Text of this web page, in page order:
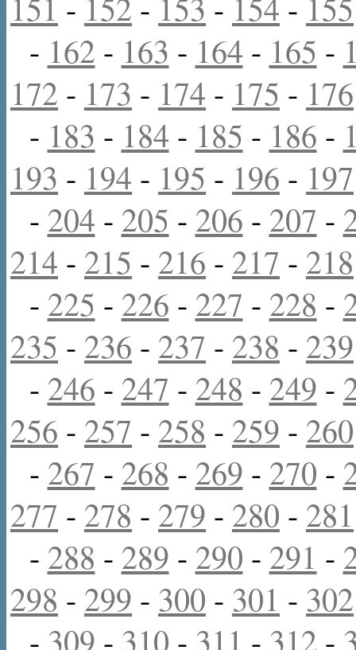
- 162 - 163 - 164 - 165 -
172 - 173 - 174 - 175 - 176
- 183 - 184 - 185 - 186 -
193 - 194 - 195 - 196 - 197
- 204 - 205 - 206 - 207 -
214 - 215 - 216 - 217 - 218
- 225 - 226 - 227 - 228 -
235 - 236 - 237 - 238 - 239
- 246 - 247 - 248 - 249 -
256 - 257 - 258 - 259 - 260
- 267 - 268 - 269 - 270 -
277 - 278 - 279 - 280 - 281
- 288 - 289 - 290 - 291 -
298 - 299 - 300 - 301 - 302
- 309 - 310 - 311 - 312 -